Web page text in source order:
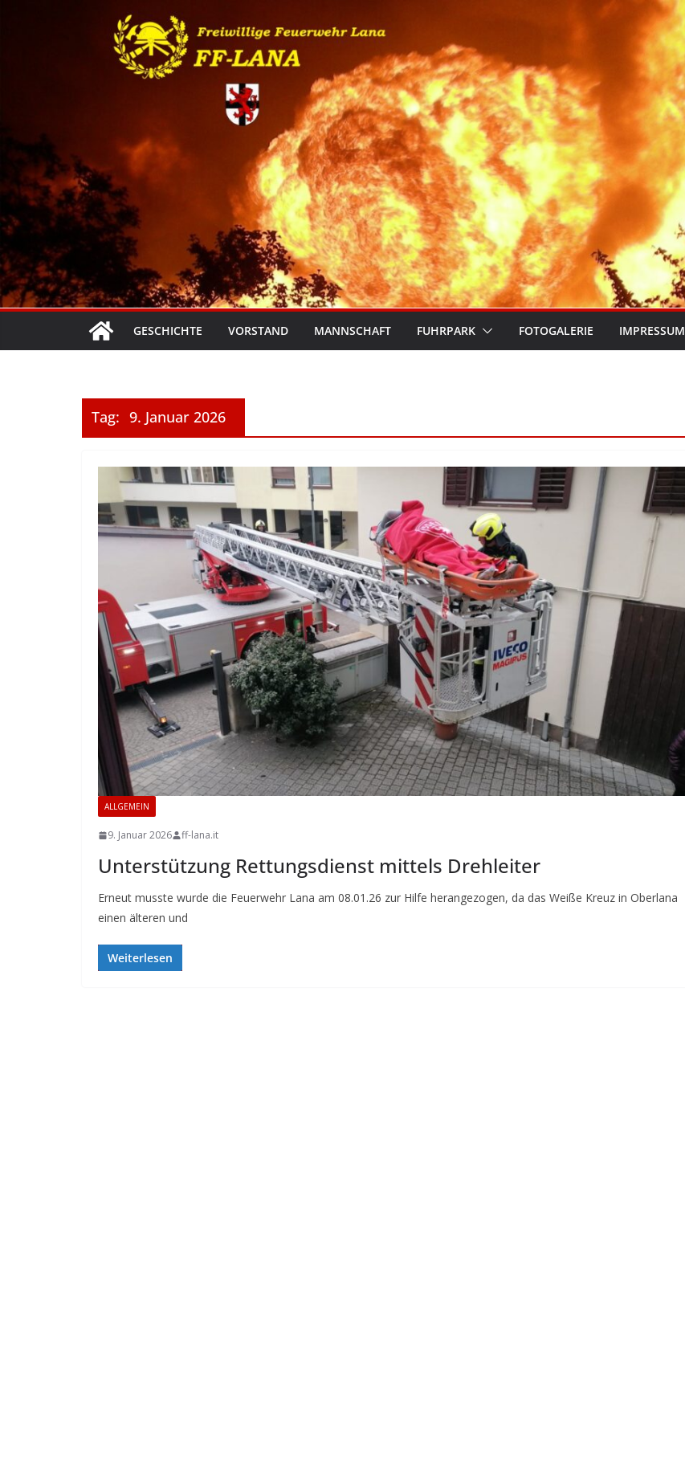
GESCHICHTE VORSTAND MANNSCHAFT FUHRPARK FOTOGALERIE IMPRESSUM
Tag: 9. Januar 2026
ALLGEMEIN
9. Januar 2026 ff-lana.it
Unterstützung Rettungsdienst mittels Drehleiter
Erneut musste wurde die Feuerwehr Lana am 08.01.26 zur Hilfe herangezogen, da das Weiße Kreuz in Oberlana
einen älteren und
Weiterlesen